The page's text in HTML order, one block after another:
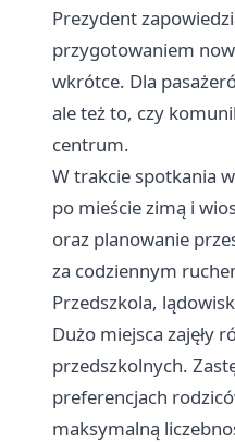
Prezydent
przygotowaniem
wkrótce. Dla
ale też to, czy
centrum.
W trakcie spotkania
po mieście zimą i
oraz planowanie
za codziennym
Przedszkola,
Dużo miejsca zajęły
przedszkolnych.
preferencjach
maksymalną